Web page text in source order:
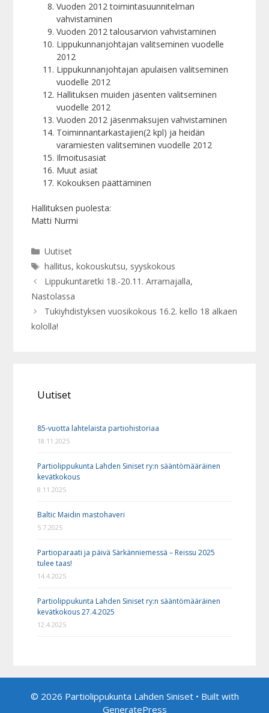
Vuoden 2012 toimintasuunnitelman
vahvistaminen
Vuoden 2012 talousarvion vahvistaminen
Lippukunnanjohtajan valitseminen vuodelle
2012
Lippukunnanjohtajan apulaisen valitseminen
vuodelle 2012
Hallituksen muiden jäsenten valitseminen
vuodelle 2012
Vuoden 2012 jäsenmaksujen vahvistaminen
Toiminnantarkastajien(2 kpl) ja heidän
varamiesten valitseminen vuodelle 2012
Ilmoitusasiat
Muut asiat
Kokouksen päättäminen
Hallituksen puolesta:
Matti Nurmi
Kategoriat
Uutiset
Avainsanat
hallitus, kokouskutsu, syyskokous
Lippukuntaretki 18.-20.11. Arramajalla,
Nastolassa
Tukiyhdistyksen vuosikokous 16.2. kello 18 alkaen
kololla!
Uutiset
85-vuotta lahtelaista partiohistoriaa
18.11.2025
Partiolippukunta Lahden Siniset ry:n sääntömääräinen
kevätkokous
8.11.2025
Baltic Maidin mastohaveri
5.7.2025
Partioparaati ja päivä Särkänniemessä – Reissu 2025
tulee taas!
14.4.2025
Partiolippukunta Lahden Siniset ry:n sääntömääräinen
kevätkokous 27.4.2025
12.4.2025
© 2026 Partiolippukunta Lahden Siniset• Built with
GeneratePress